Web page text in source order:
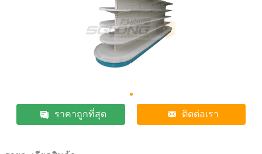
ราคาถูกที่สุด ติดต่อเรา